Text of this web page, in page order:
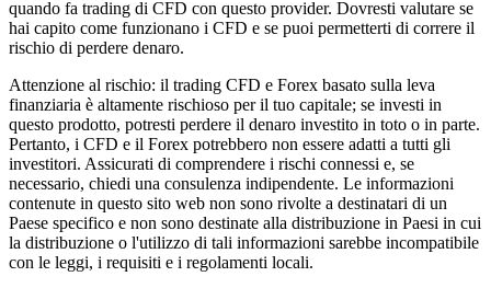
quando fa trading di CFD con questo provider. Dovresti valutare se
hai capito come funzionano i CFD e se puoi permetterti di correre il
rischio di perdere denaro.
Attenzione al rischio: il trading CFD e Forex basato sulla leva
finanziaria è altamente rischioso per il tuo capitale; se investi in
questo prodotto, potresti perdere il denaro investito in toto o in parte.
Pertanto, i CFD e il Forex potrebbero non essere adatti a tutti gli
investitori. Assicurati di comprendere i rischi connessi e, se
necessario, chiedi una consulenza indipendente. Le informazioni
contenute in questo sito web non sono rivolte a destinatari di un
Paese specifico e non sono destinate alla distribuzione in Paesi in cui
la distribuzione o l'utilizzo di tali informazioni sarebbe incompatibile
con le leggi, i requisiti e i regolamenti locali.